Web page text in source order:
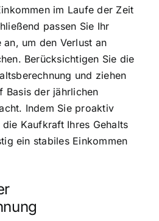
im Laufe der Zeit
passen Sie Ihr
an, um den Verlust an
Berücksichtigen Sie die
und ziehen
Basis der jährlichen
Indem Sie proaktiv
Kaufkraft Ihres Gehalts
ein stabiles Einkommen